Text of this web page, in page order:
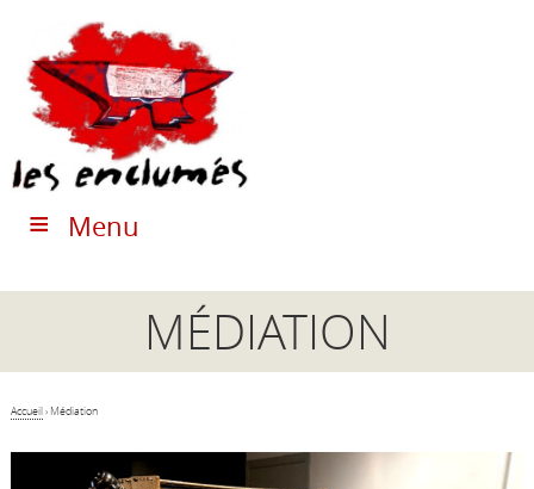
Menu
MÉDIATION
Accueil› Médiation